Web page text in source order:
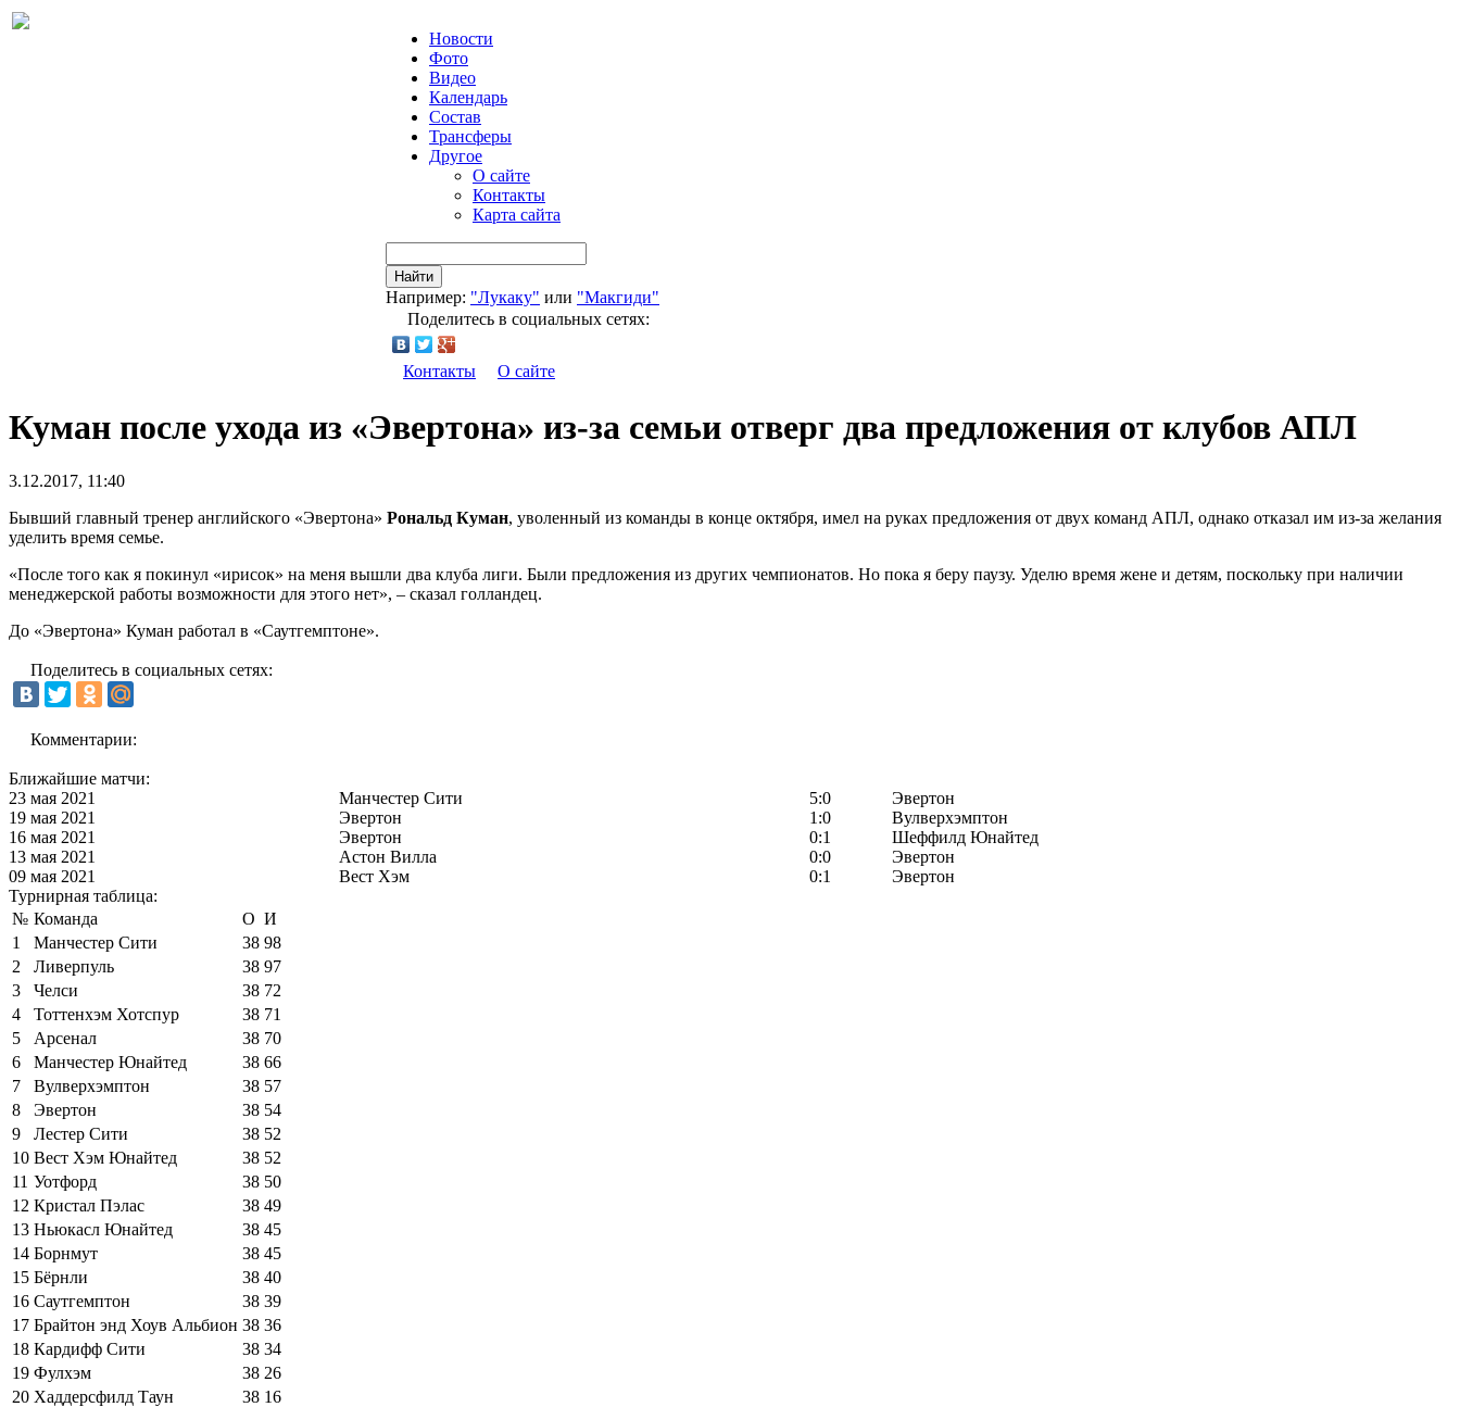
Новости
Фото
Видео
Календарь
Состав
Трансферы
Другое
О сайте
Контакты
Карта сайта
Найти
Например: "Лукаку" или "Макгиди"
Поделитесь в социальных сетях:
Контакты О сайте
Куман после ухода из «Эвертона» из-за семьи отверг два предложения от клубов АПЛ
3.12.2017, 11:40
Бывший главный тренер английского «Эвертона» Рональд Куман, уволенный из команды в конце октября, имел на руках предложения от двух команд АПЛ, однако отказал им из-за желания
уделить время семье.
«После того как я покинул «ирисок» на меня вышли два клуба лиги. Были предложения из других чемпионатов. Но пока я беру паузу. Уделю время жене и детям, поскольку при наличии
менеджерской работы возможности для этого нет», – сказал голландец.
До «Эвертона» Куман работал в «Саутгемптоне».
Поделитесь в социальных сетях:
Комментарии:
Ближайшие матчи:
23 мая 2021
Манчестер Сити 5:0
Эвертон
19 мая 2021
Эвертон 1:0
Вулверхэмптон
16 мая 2021
Эвертон 0:1
Шеффилд Юнайтед
13 мая 2021
Астон Вилла 0:0
Эвертон
09 мая 2021
Вест Хэм 0:1
Эвертон
Турнирная таблица:
№ Команда О И
1
Манчестер Сити 38 98
2
Ливерпуль 38 97
3
Челси 38 72
4
Тоттенхэм Хотспур 38 71
5
Арсенал 38 70
6
Манчестер Юнайтед 38 66
7
Вулверхэмптон 38 57
8
Эвертон 38 54
9
Лестер Сити 38 52
10 Вест Хэм Юнайтед 38 52
11 Уотфорд 38 50
12 Кристал Пэлас 38 49
13 Ньюкасл Юнайтед 38 45
14 Борнмут 38 45
15 Бёрнли 38 40
16 Саутгемптон 38 39
17 Брайтон энд Хоув Альбион 38 36
18 Кардифф Сити 38 34
19 Фулхэм 38 26
20 Хаддерсфилд Таун 38 16